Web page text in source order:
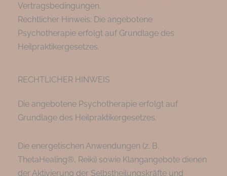
Vertragsbedingungen.
Rechtlicher Hinweis: Die angebotene
Psychotherapie erfolgt auf Grundlage des
Heilpraktikergesetzes.
RECHTLICHER HINWEIS
Die angebotene Psychotherapie erfolgt auf
Grundlage des Heilpraktikergesetzes.
Die energetischen Anwendungen (z. B.
ThetaHealing®, Reiki) sowie Klangangebote dienen
der Aktivierung der Selbstheilungskräfte und